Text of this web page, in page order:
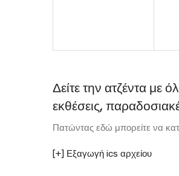
Δείτε την ατζέντα με
εκθέσεις,
Πατώντας εδώ μπορείτε να
[+] Εξαγωγή ics αρχείου